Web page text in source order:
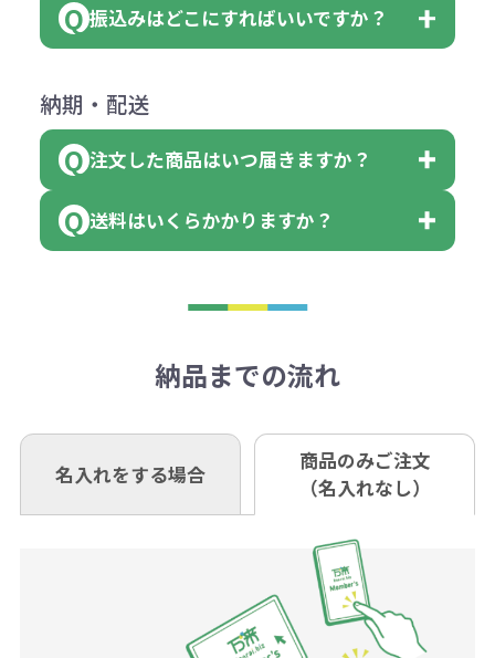
【色指定の仕方】
に必要な個数を入力ください。
※10個単位など購入できる単位が決
はまらない数を入力すると、アラー
アラートに従って数を調整してくだ
ます。
その際不良品については送料着払い
ください。
（商品の状態により、対応が変わる
※不良商品をご返却いただけない場
います。あらかじめご了承くださ
※不良商品は商品到着後7営業日以
お問合せ先
0120-979-907
AM10:00～PM5:00（土・日・祝日を
（提供価格（商品代）+名入れ費用
×色数
※例えば2色印刷の場合には、名入
れ費用が2倍、製版代が2倍必要で
相談下さい。
なお、印刷代はボリュームディスカ
同じ版で多くの数量を印刷すると、1
個当たりの印刷代単価がお安くなり
一方、数量が少なく一定数に満たな
い場合は、単価計算ではなく、印刷
代の基本料金を一式頂戴する場合が
ダウンロードが可能です。
詳しくはこちらはご確認ください。
領収書のダウンロード
会員様はマイページより各種帳票の
詳しくはこちらはご確認ください。
領収書のダウンロード
振込みはどこにすればいいですか？
下記口座にお願いします。
■三菱UFJ銀行
小田井支店（おたいしてん）
■ゆうちょ銀行（振替口座）
口座名 株式会社モノベーション
※振り込み手数料はお客さま負担と
なりますのでご注意ください。
納期・配送
注文した商品はいつ届きますか？
既製品の場合、ご入金確認後3営業
ご入金確認後約3週間となります。
定しているものもあります。
あれば、午前中までにご注文とご入
金いただければ翌日着でお送りする
お急ぎの場合、ご相談ください。最
大限努力いたします。
送料はいくらかかりますか？
き別途申し受けます。
も複数ヶ所への納品の場合、別途送
料頂戴する場合がございます。
詳細はこちらご確認ください。
納品までの流れ
名入れをする場合
商品のみご注文
（名入れなし）